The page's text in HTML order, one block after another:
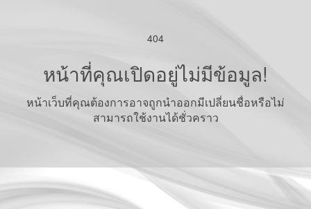
404
หน้าที่คุณเปิดอยู่ไม่มีข้อมูล!
หน้าเว็บที่คุณต้องการอาจถูกนำออกมีเปลี่ยนชื่อหรือไม่
สามารถใช้งานได้ชั่วคราว